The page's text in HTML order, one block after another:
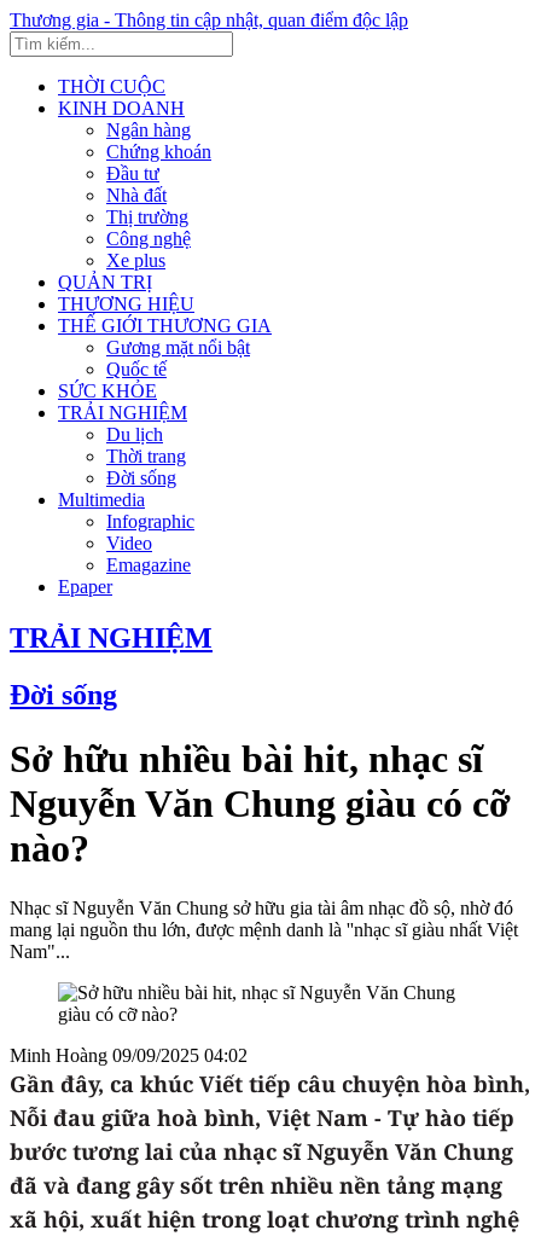
Thương gia - Thông tin cập nhật, quan điểm độc lập
THỜI CUỘC
KINH DOANH
Ngân hàng
Chứng khoán
Đầu tư
Nhà đất
Thị trường
Công nghệ
Xe plus
QUẢN TRỊ
THƯƠNG HIỆU
THẾ GIỚI THƯƠNG GIA
Gương mặt nổi bật
Quốc tế
SỨC KHỎE
TRẢI NGHIỆM
Du lịch
Thời trang
Đời sống
Multimedia
Infographic
Video
Emagazine
Epaper
TRẢI NGHIỆM
Đời sống
Sở hữu nhiều bài hit, nhạc sĩ
Nguyễn Văn Chung giàu có cỡ
nào?
Nhạc sĩ Nguyễn Văn Chung sở hữu gia tài âm nhạc đồ sộ, nhờ đó
mang lại nguồn thu lớn, được mệnh danh là ''nhạc sĩ giàu nhất Việt
Nam"...
Minh Hoàng 09/09/2025 04:02
Gần đây, ca khúc Viết tiếp câu chuyện hòa bình,
Nỗi đau giữa hoà bình, Việt Nam - Tự hào tiếp
bước tương lai của nhạc sĩ Nguyễn Văn Chung
đã và đang gây sốt trên nhiều nền tảng mạng
xã hội, xuất hiện trong loạt chương trình nghệ